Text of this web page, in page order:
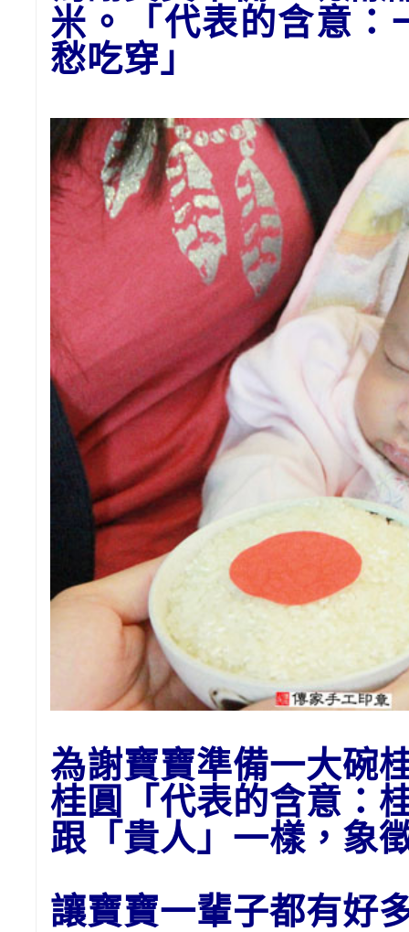
米。「代表的含意：
愁吃穿」
為謝寶寶準備一大碗
桂圓「代表的含意：
跟「貴人」一樣，象
讓寶寶一輩子都有好